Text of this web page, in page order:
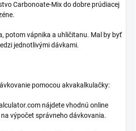
Carbonoate-Mix do dobre prúdiacej
potom vápnika a uhličitanu. Mal by byť
jednotlivými dávkami.
pomocou akvakalkulačky:
nájdete vhodnú online
výpočet správneho dávkovania.